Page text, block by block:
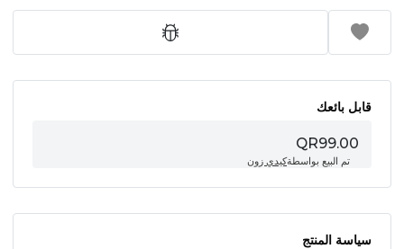
قابل بائعك
QR99.00
تم البيع بواسطةكيدي زون
سياسة المنتج